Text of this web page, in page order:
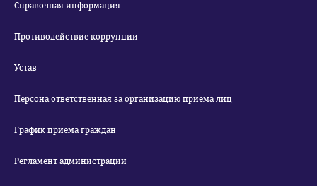
Справочная информация
Противодействие коррупции
Устав
Персона ответственная за организацию приема лиц
График приема граждан
Регламент администрации